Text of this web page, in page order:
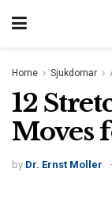
Home Sjukdomar
12
Moves
by Dr. Ernst Moller